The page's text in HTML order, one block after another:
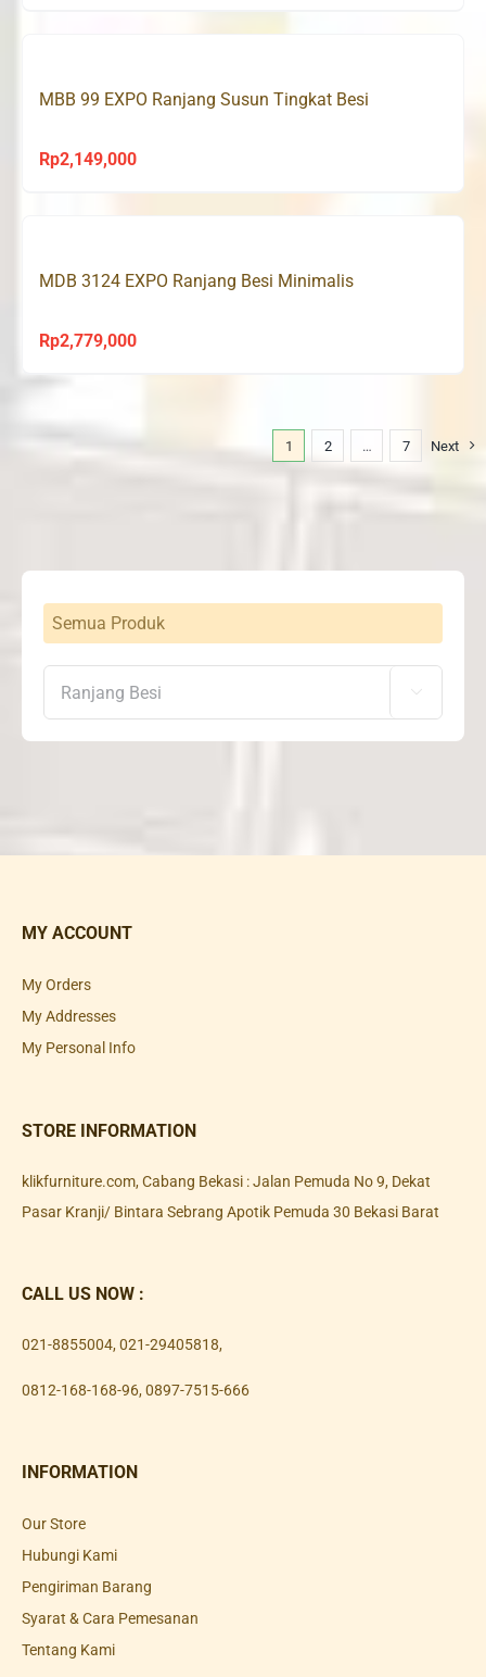
MBB 99 EXPO Ranjang Susun Tingkat Besi
Rp2,149,000
MDB 3124 EXPO Ranjang Besi Minimalis
Rp2,779,000
1 2 … 7 Next
Semua Produk

MY ACCOUNT
My Orders
My Addresses
My Personal Info
STORE INFORMATION
klikfurniture.com, Cabang Bekasi : Jalan Pemuda No 9, Dekat
Pasar Kranji/ Bintara Sebrang Apotik Pemuda 30 Bekasi Barat
CALL US NOW :
021-8855004, 021-29405818,
0812-168-168-96, 0897-7515-666
INFORMATION
Our Store
Hubungi Kami
Pengiriman Barang
Syarat & Cara Pemesanan
Tentang Kami